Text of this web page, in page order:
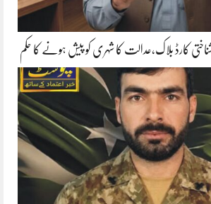
کارڈ بلاک،عدالت کا شہری کو پیش ہونے کا حکم